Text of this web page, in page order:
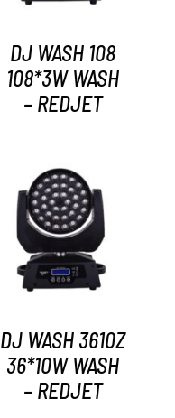
DJ WASH 108
108*3W WASH
– REDJET
AYRINTILAR
DJ WASH 3610Z
36*10W WASH
– REDJET